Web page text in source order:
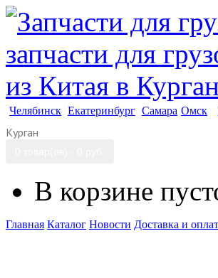
Челябинск Екатеринбург Самара Омск
Курган
В корзине
Главная Каталог Новости Доставка и